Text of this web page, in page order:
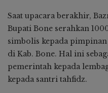
Saat upacara berakhir,
Bupati Bone serahkan
simbolis kepada
di Kab. Bone. Hal ini
pemerintah kepada
kepada santri tahfidz.